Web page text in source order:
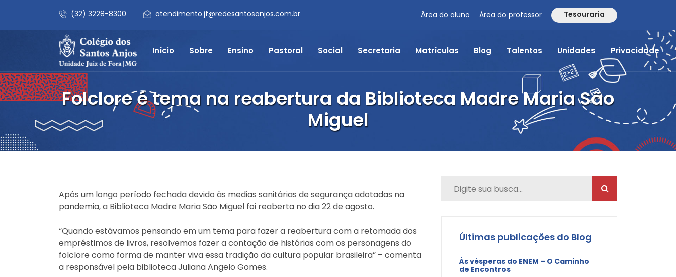
(32) 3228-8300 atendimento.jf@redesantosanjos.com.br Área do aluno Área do professor Tesouraria
Início Sobre Ensino Pastoral Social Secretaria Matrículas Blog Talentos Unidades Privacidade
Folclore é tema na reabertura da Biblioteca Madre Maria São
Miguel
Após um longo período fechada devido às medias sanitárias de segurança adotadas na
pandemia, a Biblioteca Madre Maria São Miguel foi reaberta no dia 22 de agosto.
“Quando estávamos pensando em um tema para fazer a reabertura com a retomada dos
empréstimos de livros, resolvemos fazer a contação de histórias com os personagens do
folclore como forma de manter viva essa tradição da cultura popular brasileira” – comenta
a responsável pela biblioteca Juliana Angelo Gomes.
Últimas publicações do Blog
Às vésperas do ENEM – O Caminho
de Encontros